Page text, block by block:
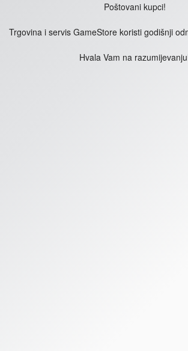
Poštovani kupci!
Trgovina i servis GameStore koristi godišnji
Hvala Vam na